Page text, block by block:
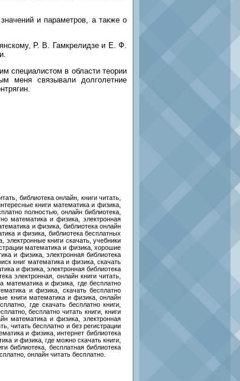
и параметров, а также о
Р. В. Гамкрелидзе и Е. Ф.
специалистом в области теории
меня связывали долголетние
библиотека онлайн, книги читать,
книги математика и физика,
полностью, онлайн библиотека,
математика и физика, электронная
и физика, библиотека онлайн
и физика, библиотека бесплатных
электронные книги скачать, учебники
математика и физика, хорошие
и физика, электронная библиотека
книг математика и физика, скачать
и физика, электронная библиотека
электронная, онлайн книги читать,
математика и физика, где бесплатно
и физика, скачать бесплатно
книги математика и физика, онлайн
где скачать бесплатно книги,
бесплатно читать книги, книги
математика и физика, электронная
читать бесплатно и без регистрации
и физика, интернет библиотека
и физика, где можно скачать книги,
библиотека, бесплатная библиотека
онлайн читать бесплатно.